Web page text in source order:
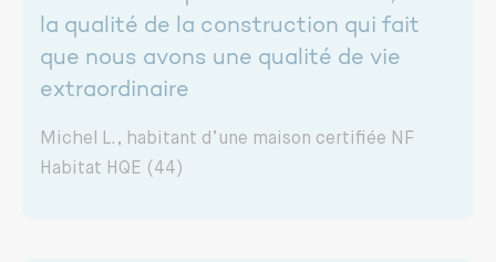
la qualité de la construction qui fait
que nous avons une qualité de vie
extraordinaire
Michel L., habitant d’une maison certifiée NF
Habitat HQE (44)